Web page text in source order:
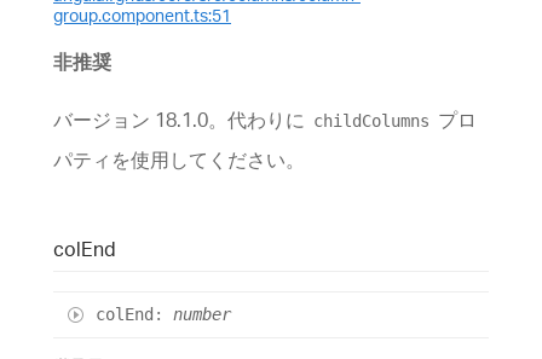
group.component.ts:51
非推奨
バージョン 18.1.0。代わりに childColumns プロ
パティを使用してください。
colEnd
colEnd : number